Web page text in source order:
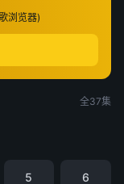
浏览器)
全37集
5 6